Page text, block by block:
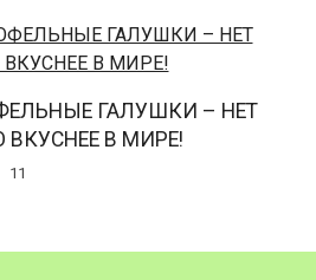
ГАЛУШКИ – НЕТ
ВКУСНЕЕ В МИРЕ!
11